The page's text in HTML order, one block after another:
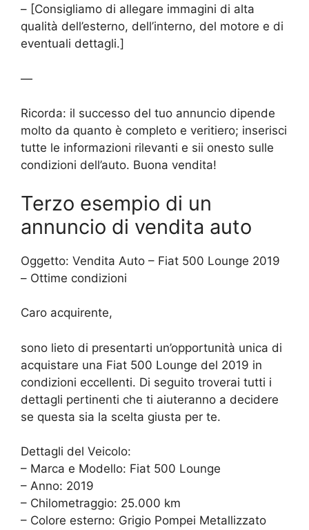
– [Consigliamo di allegare immagini di alta
qualità dell’esterno, dell’interno, del motore e di
eventuali dettagli.]
—
Ricorda: il successo del tuo annuncio dipende
molto da quanto è completo e veritiero; inserisci
tutte le informazioni rilevanti e sii onesto sulle
condizioni dell’auto. Buona vendita!
Terzo esempio di un
annuncio di vendita auto
Oggetto: Vendita Auto – Fiat 500 Lounge 2019
– Ottime condizioni
Caro acquirente,
sono lieto di presentarti un’opportunità unica di
acquistare una Fiat 500 Lounge del 2019 in
condizioni eccellenti. Di seguito troverai tutti i
dettagli pertinenti che ti aiuteranno a decidere
se questa sia la scelta giusta per te.
Dettagli del Veicolo:
– Marca e Modello: Fiat 500 Lounge
– Anno: 2019
– Chilometraggio: 25.000 km
– Colore esterno: Grigio Pompei Metallizzato